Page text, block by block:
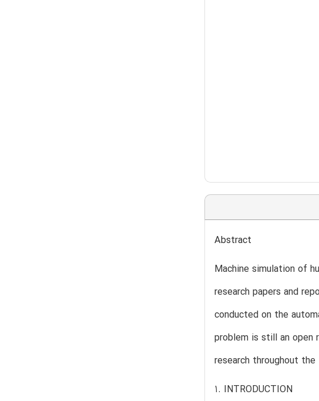
Abstract
Machine simulation of
research papers and
conducted on the
problem is still an
research throughout
1. INTRODUCTION